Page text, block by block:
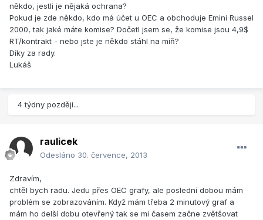
někdo, jestli je nějaká ochrana?
Pokud je zde někdo, kdo má účet u OEC a obchoduje Emini Russel
2000, tak jaké máte komise? Dočetl jsem se, že komise jsou 4,9$
RT/kontrakt - nebo jste je někdo stáhl na míň?
Díky za rady.
Lukáš
4 týdny později...
raulicek
Odesláno 30. července, 2013
Zdravím,
chtěl bych radu. Jedu přes OEC grafy, ale poslední dobou mám
problém se zobrazováním. Když mám třeba 2 minutový graf a
mám ho delší dobu otevřený tak se mi časem začne zvětšovat